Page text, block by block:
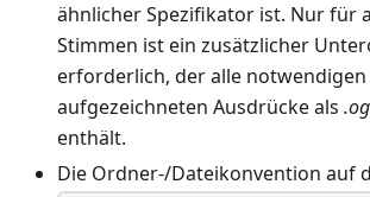
ähnlicher Spezifikator ist. Nur für
Stimmen ist ein zusätzlicher
erforderlich, der alle notwendigen
aufgezeichneten Ausdrücke als
enthält.
Die Ordner-/Dateikonvention auf